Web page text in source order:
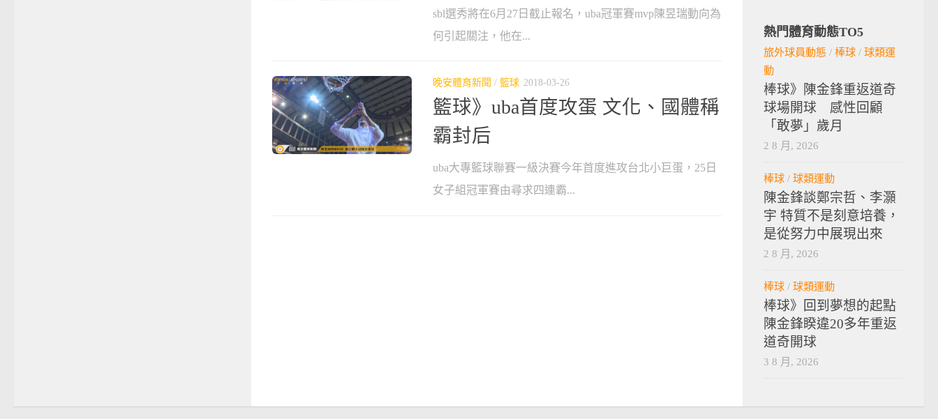
sbl選秀將在6月27日截止報名，uba冠軍賽mvp陳昱瑞動向為
何引起關注，他在...
晚安體育新聞 / 籃球 2018-03-26
籃球》uba首度攻蛋 文化、國體稱
霸封后
uba大專籃球聯賽一級決賽今年首度進攻台北小巨蛋，25日
女子組冠軍賽由尋求四連霸...
熱門體育動態TO5
旅外球員動態 / 棒球 / 球類運
動
棒球》陳金鋒重返道奇
球場開球 感性回顧
「敢夢」歲月
2 8 月, 2026
棒球 / 球類運動
陳金鋒談鄭宗哲、李灝
宇 特質不是刻意培養，
是從努力中展現出來
2 8 月, 2026
棒球 / 球類運動
棒球》回到夢想的起點
陳金鋒睽違20多年重返
道奇開球
3 8 月, 2026